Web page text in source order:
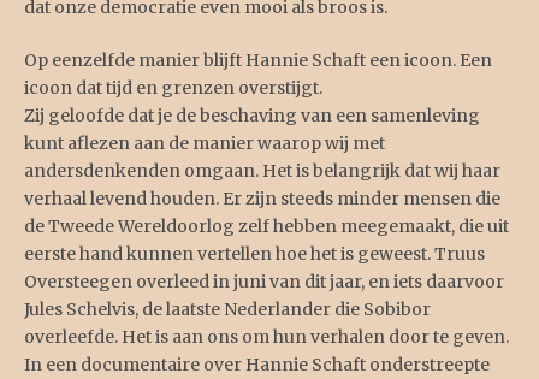
dat onze democratie even mooi als broos is.
Op eenzelfde manier blijft Hannie Schaft een icoon. Een
icoon dat tijd en grenzen overstijgt.
Zij geloofde dat je de beschaving van een samenleving
kunt aflezen aan de manier waarop wij met
andersdenkenden omgaan. Het is belangrijk dat wij haar
verhaal levend houden. Er zijn steeds minder mensen die
de Tweede Wereldoorlog zelf hebben meegemaakt, die uit
eerste hand kunnen vertellen hoe het is geweest. Truus
Oversteegen overleed in juni van dit jaar, en iets daarvoor
Jules Schelvis, de laatste Nederlander die Sobibor
overleefde. Het is aan ons om hun verhalen door te geven.
In een documentaire over Hannie Schaft onderstreepte